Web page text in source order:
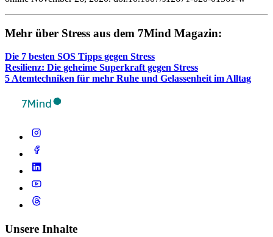
Mehr über Stress aus dem 7Mind Maga­zin:
Die 7 besten SOS Tipps gegen Stress
Resi­li­enz: Die geheime Super­kraft gegen Stress
5 Atem­tech­ni­ken für mehr Ruhe und Gelas­sen­heit im Alltag
Unsere Inhalte